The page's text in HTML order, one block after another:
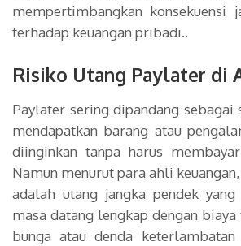
mempertimbangkan konsekuensi
terhadap keuangan pribadi..
Risiko Utang Paylater di
Paylater sering dipandang sebagai
mendapatkan barang atau
diinginkan tanpa harus
Namun menurut para ahli
adalah utang jangka pendek
masa datang lengkap dengan
bunga atau denda